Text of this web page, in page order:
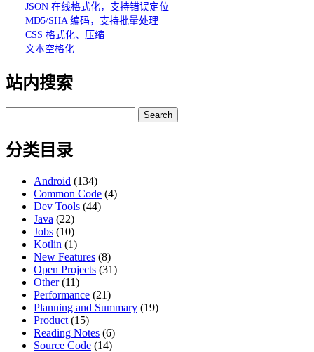
JSON 在线格式化，支持错误定位
MD5/SHA 编码，支持批量处理
CSS 格式化、压缩
文本空格化
站内搜索
for:
分类目录
Android (134)
Common Code (4)
Dev Tools (44)
Java (22)
Jobs (10)
Kotlin (1)
New Features (8)
Open Projects (31)
Other(11)
Performance (21)
Planning and Summary (19)
Product (15)
Reading Notes (6)
Source Code (14)